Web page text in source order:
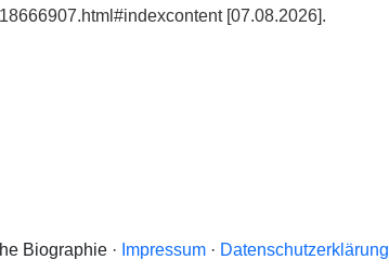
[07.08.2026].
Biographie · Impressum · Datenschutzerklärung